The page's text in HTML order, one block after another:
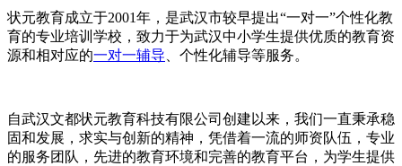
状元教育成立于2001年，是武汉市较早提出“一对一”个性化教
育的专业培训学校，致力于为武汉中小学生提供优质的教育资
源和相对应的一对一辅导 、个性化辅导等服务。
自武汉文都状元教育科技有限公司创建以来，我们一直秉承稳
固和发展，求实与创新的精神，凭借着一流的师资队伍，专业
的服务团队，先进的教育环境和完善的教育平台，为学生提供